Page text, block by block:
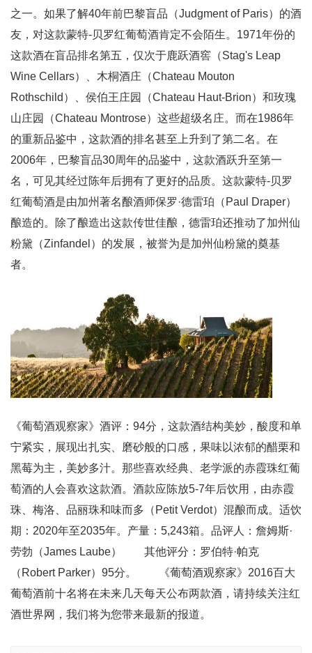
之一。如果了解40年前巴黎盲品（Judgment of Paris）的酒
友，对这款蒙特-贝罗红葡萄酒肯定不会陌生。1971年份的
这款酒在盲品排名第五，仅次于鹿跃酒窖（Stag's Leap
Wine Cellars）、木桐酒庄（Chateau Mouton
Rothschild）、侯伯王庄园（Chateau Haut-Brion）和玫瑰
山庄园（Chateau Montrose）这些超级名庄。而在1986年
的重新品鉴中，这款酒的排名甚至上升到了第二名。在
2006年，巴黎盲品30周年的品鉴中，这款酒跃升至第一
名，可见其经过陈年后拥有了更好的品质。这款蒙特-贝罗
红葡萄酒是由加州著名酿酒师保罗·德雷珀（Paul Draper）
酿造的。除了酿造出这款传世佳酿，德雷珀还推动了加州仙
粉黛（Zinfandel）的发展，被誉为是加州仙粉黛的奠基
者。
《葡萄酒观察家》酒评：94分，这款酒结构美妙，酸度和单
宁紧实，展现出扎实、磨砂般的口感，果味以浓郁的醋栗和
黑莓为主，美妙多汁。那些喜欢经典、老学派的赤霞珠红葡
萄酒的人会喜欢这款酒。酒款应陈放5-7年后饮用，由赤霞
珠、梅洛、品丽珠和味而多（Petit Verdot）混酿而成。适饮
期：2020年至2035年。产量：5,243箱。品评人：詹姆斯·
劳勃（James Laube） 其他评分：罗伯特·帕克
（Robert Parker）95分。 《葡萄酒观察家》2016百大
葡萄酒前十名将在未来几天每天公布两款酒，请持续关注红
酒世界网，我们将为您带来最新的报道。